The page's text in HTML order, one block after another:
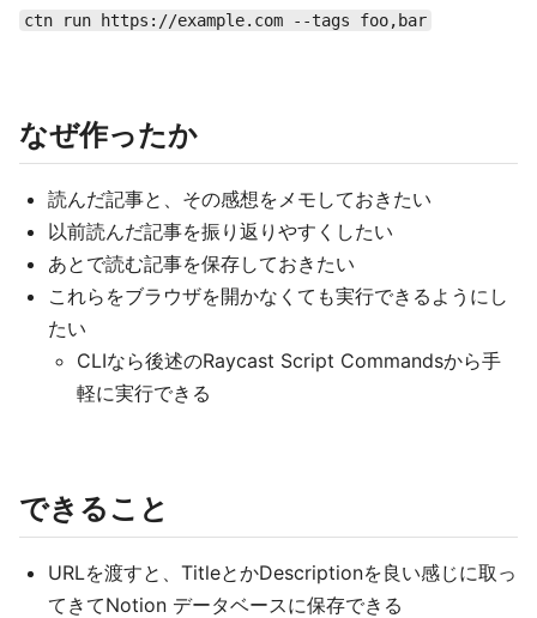
ctn run https://example.com --tags foo,bar
なぜ作ったか
読んだ記事と、その感想をメモしておきたい
以前読んだ記事を振り返りやすくしたい
あとで読む記事を保存しておきたい
これらをブラウザを開かなくても実行できるようにし
たい
CLIなら後述のRaycast Script Commandsから手
軽に実行できる
できること
URLを渡すと、TitleとかDescriptionを良い感じに取っ
てきてNotion データベースに保存できる